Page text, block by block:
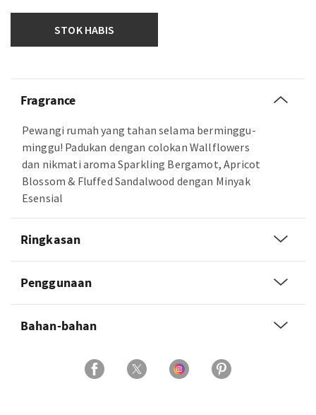
STOK HABIS
Fragrance
Pewangi rumah yang tahan selama berminggu-
minggu! Padukan dengan colokan Wallflowers
dan nikmati aroma Sparkling Bergamot, Apricot
Blossom & Fluffed Sandalwood dengan Minyak
Esensial
Ringkasan
Penggunaan
Bahan-bahan